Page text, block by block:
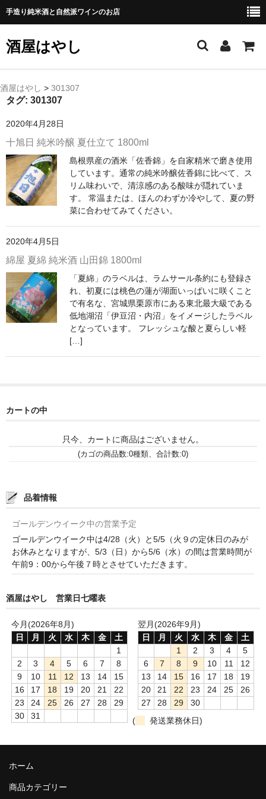
手造り純米酒と自然派ワインのお店
酒屋はやし
ホーム
純 米 酒
よえもん 川村酒造店（岩手県花巻市）
田从･月下の舞 舞鶴酒造（秋田県横手市）
綿屋 金の井酒造（宮城県栗原市）
大七 大七酒造（福島県二本松市）
宗玄 宗玄酒造（石川県珠洲市）
神亀 神亀酒造（埼玉県蓮田市）
隆・丹沢山 川西屋酒造店（神奈川県足柄上郡）
長珍 長珍酒造（愛知県津島市）
大治郎・喜量能 畑酒造（滋賀県東近江市）
秋鹿・奥鹿 秋鹿酒造（大阪府豊能郡能勢町）
睡龍・生もとのどぶ 久保本家酒造（奈良県宇陀市）
諏訪泉 諏訪酒造（鳥取県八頭郡智頭町）
✚旭日 旭日酒造（島根県出雲市）
本 格 焼 酎
小鹿 小鹿酒造（鹿児島県鹿屋市)
明るい農村 霧島町蒸留所（鹿児島県霧島市）
鶴見 大石酒造（鹿児島県阿久根市）
France/ﾌﾗﾝｽ
酒屋はやし > 301307
タグ: 301307
2020年4月28日
十旭日 純米吟醸 夏仕立て 1800ml
島根県産の酒米「佐香錦」を自家精米で磨き使用
しています。通常の純米吟醸佐香錦に比べて、ス
リム味わいで、清涼感のある酸味が隠れていま
す。 常温または、ほんのわずか冷やして、夏の野
菜に合わせてみてください。
2020年4月5日
綿屋 夏綿 純米酒 山田錦 1800ml
「夏綿」のラベルは、ラムサール条約にも登録さ
れ、初夏には桃色の蓮が湖面いっぱいに咲くこと
で有名な、宮城県栗原市にある東北最大級である
低地湖沼「伊豆沼・内沼」をイメージしたラベル
となっています。 フレッシュな酸と夏らしい軽
[…]
カートの中
只今、カートに商品はございません。
(カゴの商品数:0種類、合計数:0)
品着情報
ゴールデンウイーク中の営業予定
ゴールデンウイーク中は4/28（火）と5/5（火９の定休日のみが
お休みとなりますが、5/3（日）から5/6（水）の間は営業時間が
午前9：00から午後７時とさせていただきます。
酒屋はやし 営業日七曜表
今月(2026年8月)
日
月 火 水 木 金
土
1
2
3 4 5 6 7
8
9
10 11 12 13 14
15
16
17 18 19 20 21
22
23
24 25 26 27 28
29
30
31
翌月(2026年9月)
日
月 火 水 木 金
土
1
2 3 4
5
6
7 8 9 10 11
12
13
14 15 16 17 18
19
20
21 22 23 24 25
26
27
28 29
30
(
発送業務休日)
ホーム
商品カテゴリー